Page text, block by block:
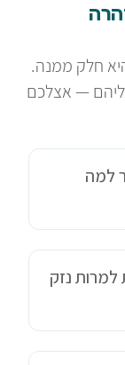
חלק ממנה.
— אצלכם
למה
נזק